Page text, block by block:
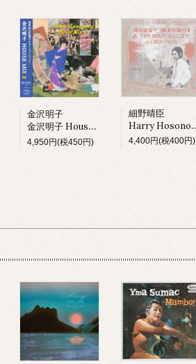
金沢明子
金沢明子 House Mix II (LP)
4,950円(税450円)
細野晴臣
Harry Hosono & Tin Pan Alley In China Town (LP)
4,400円(税400円)